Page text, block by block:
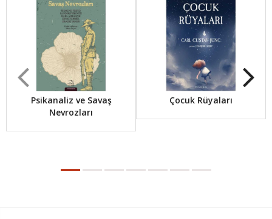
Psikanaliz ve Savaş
Nevrozları
Çocuk Rüyaları